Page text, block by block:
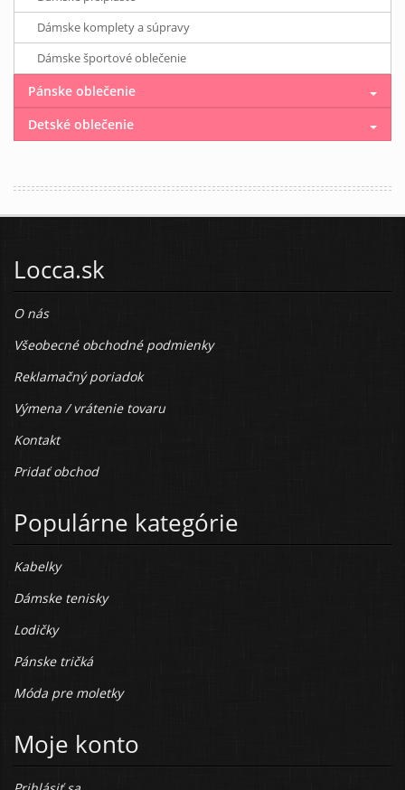
Dámske komplety a súpravy
Dámske športové oblečenie
Pánske oblečenie
Detské oblečenie
Locca.sk
O nás
Všeobecné obchodné podmienky
Reklamačný poriadok
Výmena / vrátenie tovaru
Kontakt
Pridať obchod
Populárne kategórie
Kabelky
Dámske tenisky
Lodičky
Pánske tričká
Móda pre moletky
Moje konto